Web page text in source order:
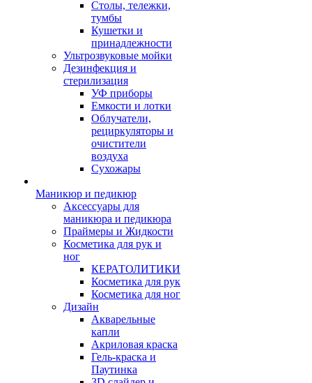
Столы, тележки,
тумбы
Кушетки и
принадлежности
Ультрозвуковые мойки
Дезинфекция и
стерилизация
УФ приборы
Емкости и лотки
Облучатели,
рециркуляторы и
очистители
воздуха
Сухожары
Маникюр и педикюр
Аксессуары для
маникюра и педикюра
Праймеры и Жидкости
Косметика для рук и
ног
КЕРАТОЛИТИКИ
Косметика для рук
Косметика для ног
Дизайн
Акварельные
капли
Акриловая краска
Гель-краска и
Паутинка